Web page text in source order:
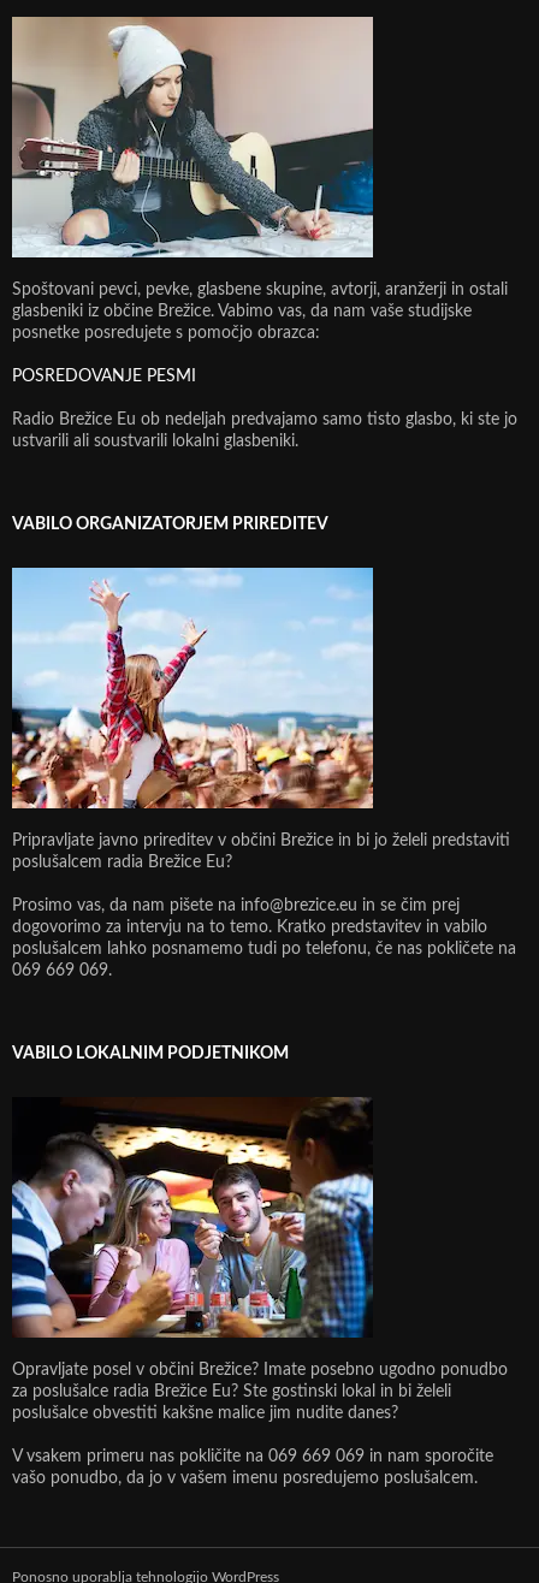
Spoštovani pevci, pevke, glasbene skupine, avtorji, aranžerji in ostali
glasbeniki iz občine Brežice. Vabimo vas, da nam vaše studijske
posnetke posredujete s pomočjo obrazca:
POSREDOVANJE PESMI
Radio Brežice Eu ob nedeljah predvajamo samo tisto glasbo, ki ste jo
ustvarili ali soustvarili lokalni glasbeniki.
VABILO ORGANIZATORJEM PRIREDITEV
Pripravljate javno prireditev v občini Brežice in bi jo želeli predstaviti
poslušalcem radia Brežice Eu?
Prosimo vas, da nam pišete na info@brezice.eu in se čim prej
dogovorimo za intervju na to temo. Kratko predstavitev in vabilo
poslušalcem lahko posnamemo tudi po telefonu, če nas pokličete na
069 669 069.
VABILO LOKALNIM PODJETNIKOM
Opravljate posel v občini Brežice? Imate posebno ugodno ponudbo
za poslušalce radia Brežice Eu? Ste gostinski lokal in bi želeli
poslušalce obvestiti kakšne malice jim nudite danes?
V vsakem primeru nas pokličite na 069 669 069 in nam sporočite
vašo ponudbo, da jo v vašem imenu posredujemo poslušalcem.
Ponosno uporablja tehnologijo WordPress